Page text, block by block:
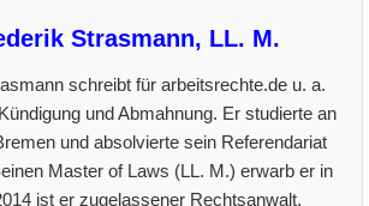
Strasmann, LL. M.
schreibt für arbeitsrechte.de u. a.
und Abmahnung. Er studierte an
und absolvierte sein Referendariat
Master of Laws (LL. M.) erwarb er in
ist er zugelassener Rechtsanwalt.